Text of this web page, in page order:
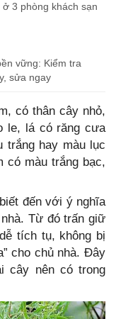
3 phòng khách sạn
vững: Kiểm tra
sửa ngay
có thân cây nhỏ,
le, lá có răng cưa
trắng hay màu lục
có màu trắng bạc,
đến với ý nghĩa
Từ đó trấn giữ
tích tụ, không bị
cho chủ nhà. Đây
cây nên có trong